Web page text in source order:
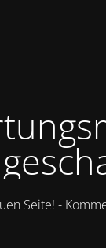
Seite! -